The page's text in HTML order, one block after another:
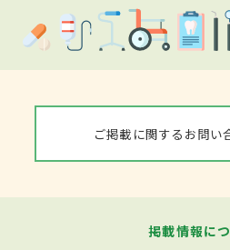
ご掲載に関するお問い
掲載情報に